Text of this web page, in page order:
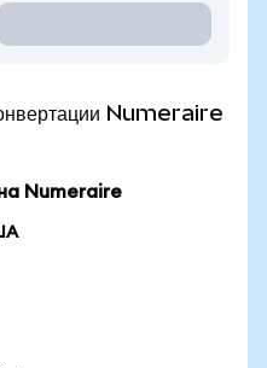
Numeraire
Numeraire